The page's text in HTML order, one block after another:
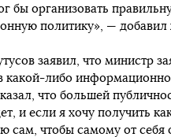
бы организовать
политику», — добавил
заявил, что министр
какой-либо
что большей
и если я хочу получить
сам, чтобы самому от себя